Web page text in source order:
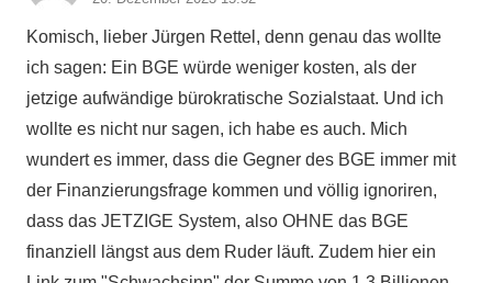
Komisch, lieber Jürgen Rettel, denn genau das wollte
ich sagen: Ein BGE würde weniger kosten, als der
jetzige aufwändige bürokratische Sozialstaat. Und ich
wollte es nicht nur sagen, ich habe es auch. Mich
wundert es immer, dass die Gegner des BGE immer mit
der Finanzierungsfrage kommen und völlig ignoriren,
dass das JETZIGE System, also OHNE das BGE
finanziell längst aus dem Ruder läuft. Zudem hier ein